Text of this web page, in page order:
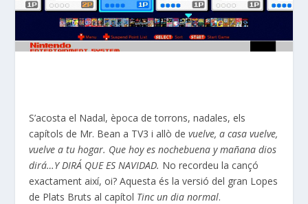
S’acosta el Nadal, època de torrons, nadales, els
capítols de Mr. Bean a TV3 i allò devuelve, a casa vuelve,
vuelve a tu hogar. Que hoy es nochebuena y mañana dios
dirá…Y DIRÁ QUE ES NAVIDAD. No recordeu la cançó
exactament així, oi? Aquesta és la versió del gran Lopes
de Plats Bruts al capítol Tinc un dia normal.